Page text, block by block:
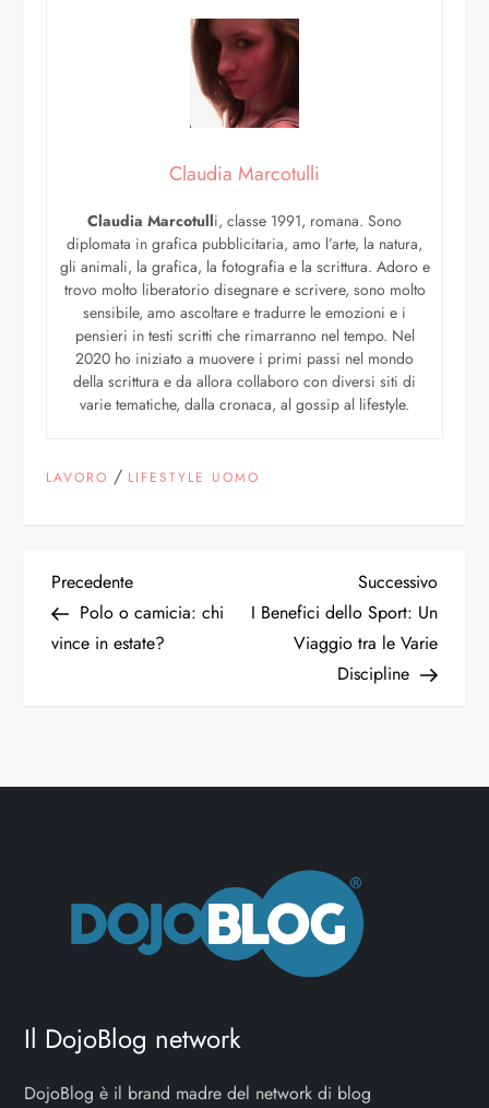
Claudia Marcotulli
Claudia Marcotulli, classe 1991, romana. Sono
diplomata in grafica pubblicitaria, amo l’arte, la natura,
gli animali, la grafica, la fotografia e la scrittura. Adoro e
trovo molto liberatorio disegnare e scrivere, sono molto
sensibile, amo ascoltare e tradurre le emozioni e i
pensieri in testi scritti che rimarranno nel tempo. Nel
2020 ho iniziato a muovere i primi passi nel mondo
della scrittura e da allora collaboro con diversi siti di
varie tematiche, dalla cronaca, al gossip al lifestyle.
LAVORO / LIFESTYLE UOMO
Precedente
Polo o camicia: chi
vince in estate?
Successivo
I Benefici dello Sport: Un
Viaggio tra le Varie
Discipline
Il DojoBlog network
DojoBlog è il brand madre del network di blog